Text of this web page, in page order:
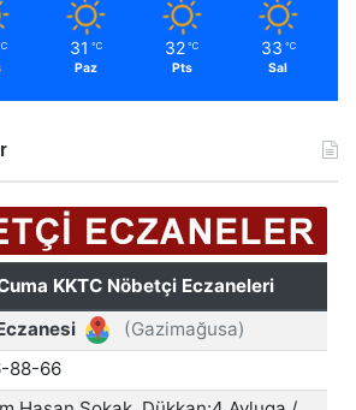
31 ℃
Paz
32 ℃
Pts
33 ℃
Sal